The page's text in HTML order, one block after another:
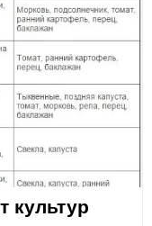
культур